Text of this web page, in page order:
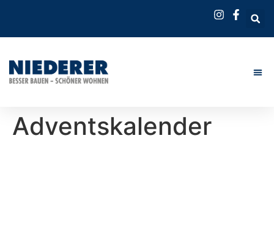
Adventskalender